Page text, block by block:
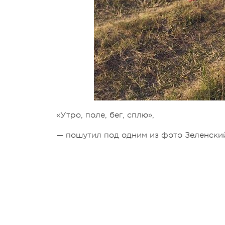
«Утро, поле, бег, сплю»,
— пошутил под одним из фото